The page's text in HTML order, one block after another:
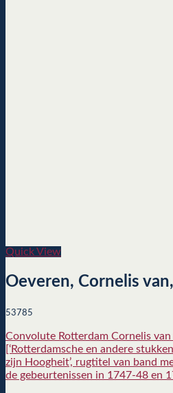
Quick View
Oeveren, Cornelis
53785
Convolute Rotterdam Cornelis
[‘Rotterdamsche en andere
zijn Hoogheit’, rugtitel van band
de gebeurtenissen in 1747-48 en